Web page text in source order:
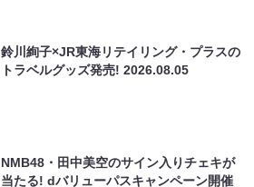
鈴川絢子×JR東海リテイリング・プラスの
トラベルグッズ発売!2026.08.05
NMB48・田中美空のサイン入りチェキが
当たる! dバリューパスキャンペーン開催